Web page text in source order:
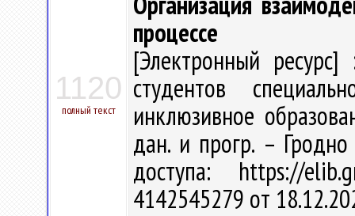
1120
полный текст
процессе
[Электронный ресурс]
студентов
инклюзивное
дан. и прогр. –
доступа: https://
4142545279 от